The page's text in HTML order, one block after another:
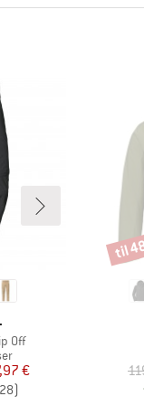
Off
pris
€
28)
Rabat
til